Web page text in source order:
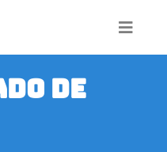
de